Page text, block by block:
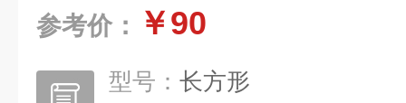
参考价： ￥90
型号： 长方形